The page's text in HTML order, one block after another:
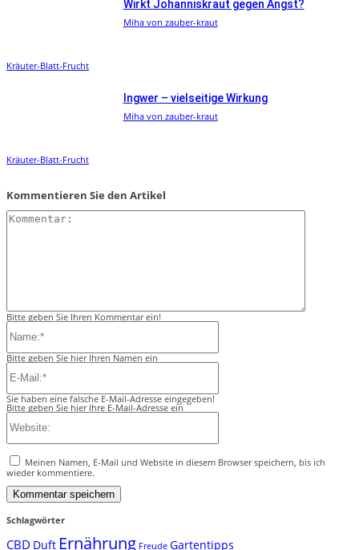
Kräuter-Blatt-Frucht
Wirkt Johanniskraut gegen Angst?
Miha von zauber-kraut
Kräuter-Blatt-Frucht
Ingwer – vielseitige Wirkung
Miha von zauber-kraut
Kommentieren Sie den Artikel
Kommentar:
Bitte geben Sie Ihren Kommentar ein!
Name:*
Bitte geben Sie hier Ihren Namen ein
E-
Sie haben eine falsche E-Mail-Adresse eingegeben!
Bitte geben Sie hier Ihre E-Mail-Adresse ein
Website:
Meinen Namen, E-Mail und Website in diesem Browser speichern, bis ich
wieder kommentiere.
Schlagwörter
CBD Duft Ernährung Freude Gartentipps